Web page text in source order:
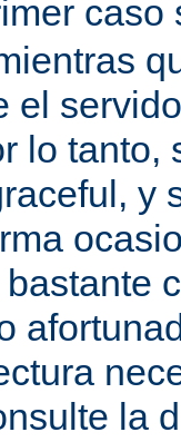
caso
el
lo tanto,
y
la